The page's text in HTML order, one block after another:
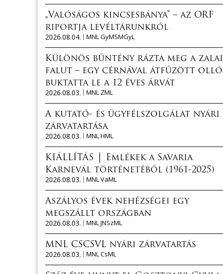
„Valóságos kincsesbánya” – az ORF
riportja levéltárunkról
2026.08.04.
MNL GyMSMGyL
Különös bűntény rázta meg a zalai
falut – egy cérnával átfűzött olló
buktatta le a 12 éves árvát
2026.08.03.
MNL ZML
A kutató- és ügyfélszolgálat nyári
zárvatartása
2026.08.03.
MNL HML
KIÁLLÍTÁS │ Emlékek a Savaria
Karnevál történetéből (1961-2025)
2026.08.03.
MNL VaML
Aszályos évek nehézségei egy
megszállt országban
2026.08.03.
MNL JNSzML
MNL CSCSVL nyári zárvatartás
2026.08.03.
MNL CsML